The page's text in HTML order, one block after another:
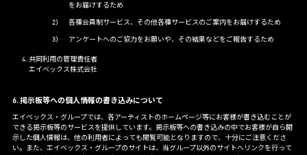
をお届けするため
各種会員制サービス、その他各種サービスのご案内をお届けするため
アンケートへのご協力をお願いや、その結果などをご報告するため
共同利用の管理責任者
エイベックス株式会社
6. 掲示板等への個人情報の書き込みについて
エイベックス・グループでは、各アーティストのホームページ等にお客様が書き込むことが
できる掲示板等のサービスを提供しています。掲示板等への書き込みの中でお客様が自ら開
示した個人情報は、他の利用者によっても閲覧可能となりますので、十分にご注意くださ
い。また、エイベックス・グループのサイトは、当グループ以外のサイトへリンクを行って